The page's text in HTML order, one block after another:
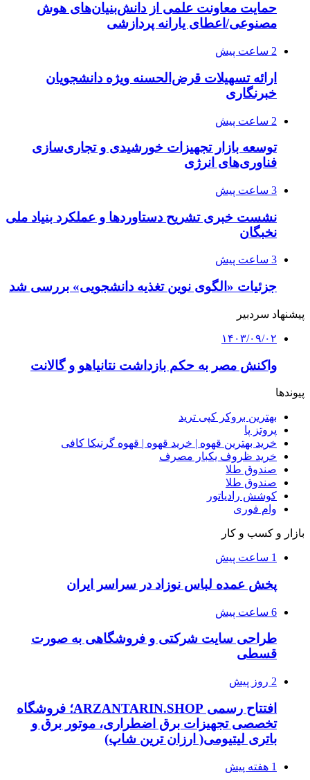
حمایت معاونت علمی از دانش‌بنیان‌های هوش
مصنوعی/اعطای یارانه پردازشی
2 ساعت پیش
ارائه تسهیلات قرض‌الحسنه ویژه دانشجویان
خبرنگاری
2 ساعت پیش
توسعه بازار تجهیزات خورشیدی و تجاری‌سازی
فناوری‌های انرژی
3 ساعت پیش
نشست خبری تشریح دستاوردها و عملکرد بنیاد ملی
نخبگان
3 ساعت پیش
جزئیات «الگوی نوین تغذیه دانشجویی» بررسی شد
پیشنهاد سردبیر
۱۴۰۳/۰۹/۰۲
واکنش مصر به حکم بازداشت نتانیاهو و گالانت
پیوندها
بهترین بروکر کپی ترید
پروتز پا
خرید بهترین قهوه | خرید قهوه | قهوه گرنیکا کافی
خرید ظروف یکبار مصرف
صندوق طلا
صندوق طلا
کوشش رادیاتور
وام فوری
بازار و کسب و کار
1 ساعت پیش
پخش عمده لباس نوزاد در سراسر ایران
6 ساعت پیش
طراحی سایت شرکتی و فروشگاهی به صورت
قسطی
2 روز پیش
افتتاح رسمی ARZANTARIN.SHOP؛ فروشگاه
تخصصی تجهیزات برق اضطراری، موتور برق و
باتری لیتیومی( ارزان ترین شاپ)
1 هفته پیش